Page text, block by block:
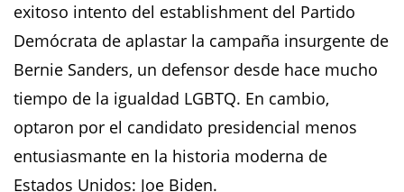
exitoso intento del establishment del Partido
Demócrata de aplastar la campaña insurgente de
Bernie Sanders, un defensor desde hace mucho
tiempo de la igualdad LGBTQ. En cambio,
optaron por el candidato presidencial menos
entusiasmante en la historia moderna de
Estados Unidos: Joe Biden.